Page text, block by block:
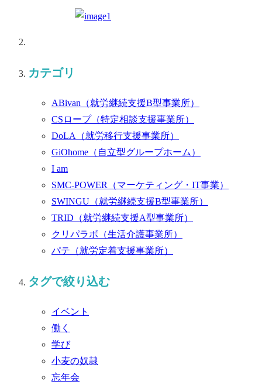
カテゴリ
ABivan （就労継続支援B型事業所）
CSロープ （特定相談支援事業所）
DoLA （就労移行支援事業所）
GiOhome （自立型グループホーム）
I am
SMC-POWER （マーケティング・IT事業）
SWINGU （就労継続支援B型事業所）
TRID （就労継続支援A型事業所）
クリパラボ （生活介護事業所）
パテ （就労定着支援事業所）
タグで絞り込む
イベント
働く
学び
小麦の奴隷
忘年会